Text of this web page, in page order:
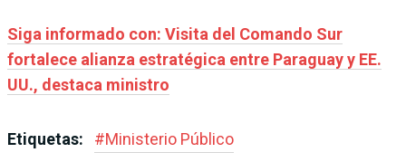
Siga informado con: Visita del Comando Sur
fortalece alianza estratégica entre Paraguay y EE.
UU., destaca ministro
Etiquetas: #Ministerio Público